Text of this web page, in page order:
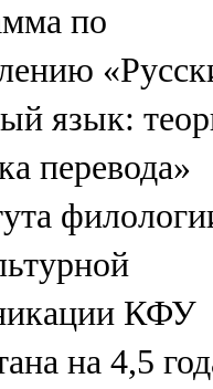
по
язык:
перевода»
КФУ
на 4,5